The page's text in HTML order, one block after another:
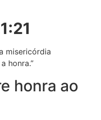
misericórdia
honra.”
honra ao